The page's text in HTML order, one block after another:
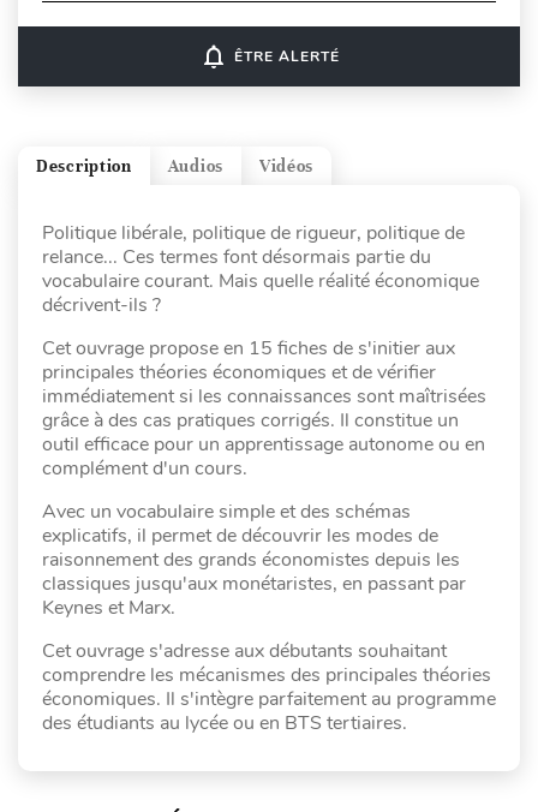
notifications_none ÊTRE ALERTÉ
Vidéos
Audios
Description
Politique libérale, politique de rigueur, politique de
relance... Ces termes font désormais partie du
vocabulaire courant. Mais quelle réalité économique
décrivent-ils ?
Cet ouvrage propose en 15 fiches de s'initier aux
principales théories économiques et de vérifier
immédiatement si les connaissances sont maîtrisées
grâce à des cas pratiques corrigés. Il constitue un
outil efficace pour un apprentissage autonome ou en
complément d'un cours.
Avec un vocabulaire simple et des schémas
explicatifs, il permet de découvrir les modes de
raisonnement des grands économistes depuis les
classiques jusqu'aux monétaristes, en passant par
Keynes et Marx.
Cet ouvrage s'adresse aux débutants souhaitant
comprendre les mécanismes des principales théories
économiques. Il s'intègre parfaitement au programme
des étudiants au lycée ou en BTS tertiaires.